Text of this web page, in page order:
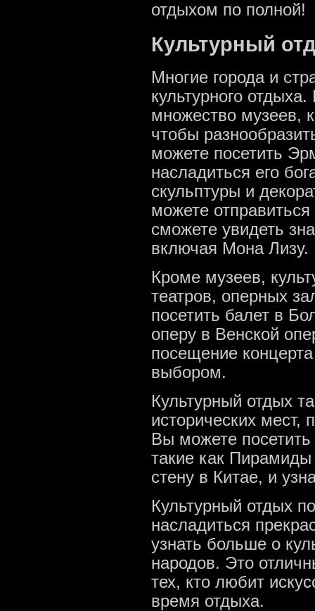
отдыхом по полной!
Культурный
Многие города и
культурного
множество музеев,
чтобы
можете посетить
насладиться его
скульптуры и
можете
сможете увидеть
включая Мона Лизу.
Кроме музеев,
театров, оперных
посетить балет в
оперу в Венской
посещение
выбором.
Культурный отдых
исторических мест,
Вы можете
такие как
стену в Китае, и
Культурный отдых
насладиться
узнать больше о
народов. Это
тех, кто любит
время отдыха.